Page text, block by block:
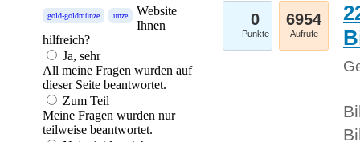
gold-goldmünze unze
Website
Ihnen
hilfreich?
Ja, sehr
All meine Fragen wurden auf
dieser Seite beantwortet.
Zum Teil
Meine Fragen wurden nur
teilweise beantwortet.
0
Punkte
6954
Aufrufe